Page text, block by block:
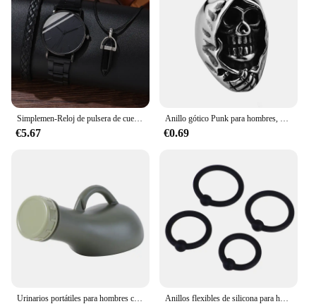
€5.67 €0.69
Anillos flexibles de silicona para hombre, productos para adultos, 4 unids/lote por paquete